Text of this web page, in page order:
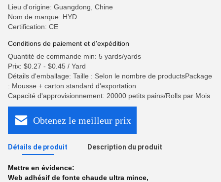
Lieu d'origine: Guangdong, Chine
Nom de marque: HYD
Certification: CE
Conditions de paiement et d'expédition
Quantité de commande min: 5 yards/yards
Prix: $0.27 - $0.45 / Yard
Détails d'emballage: Taille : Selon le nombre de productsPackage
: Mousse + carton standard d'exportation
Capacité d'approvisionnement: 20000 petits pains/Rolls par Mois
Obtenez le meilleur prix
Détails de produit Description du produit
Mettre en évidence:
Web adhésif de fonte chaude ultra mince,